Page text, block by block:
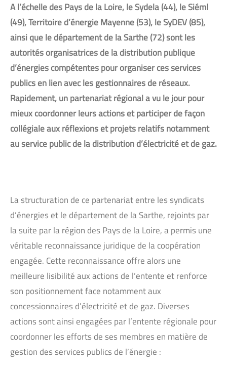
A l’échelle des Pays de la Loire, le Sydela (44), le Siéml
(49), Territoire d’énergie Mayenne (53), le SyDEV (85),
ainsi que le département de la Sarthe (72) sont les
autorités organisatrices de la distribution publique
d’énergies compétentes pour organiser ces services
publics en lien avec les gestionnaires de réseaux.
Rapidement, un partenariat régional a vu le jour pour
mieux coordonner leurs actions et participer de façon
collégiale aux réflexions et projets relatifs notamment
au service public de la distribution d’électricité et de gaz.
La structuration de ce partenariat entre les syndicats
d’énergies et le département de la Sarthe, rejoints par
la suite par la région des Pays de la Loire, a permis une
véritable reconnaissance juridique de la coopération
engagée. Cette reconnaissance offre alors une
meilleure lisibilité aux actions de l’entente et renforce
son positionnement face notamment aux
concessionnaires d’électricité et de gaz. Diverses
actions sont ainsi engagées par l’entente régionale pour
coordonner les efforts de ses membres en matière de
gestion des services publics de l’énergie :